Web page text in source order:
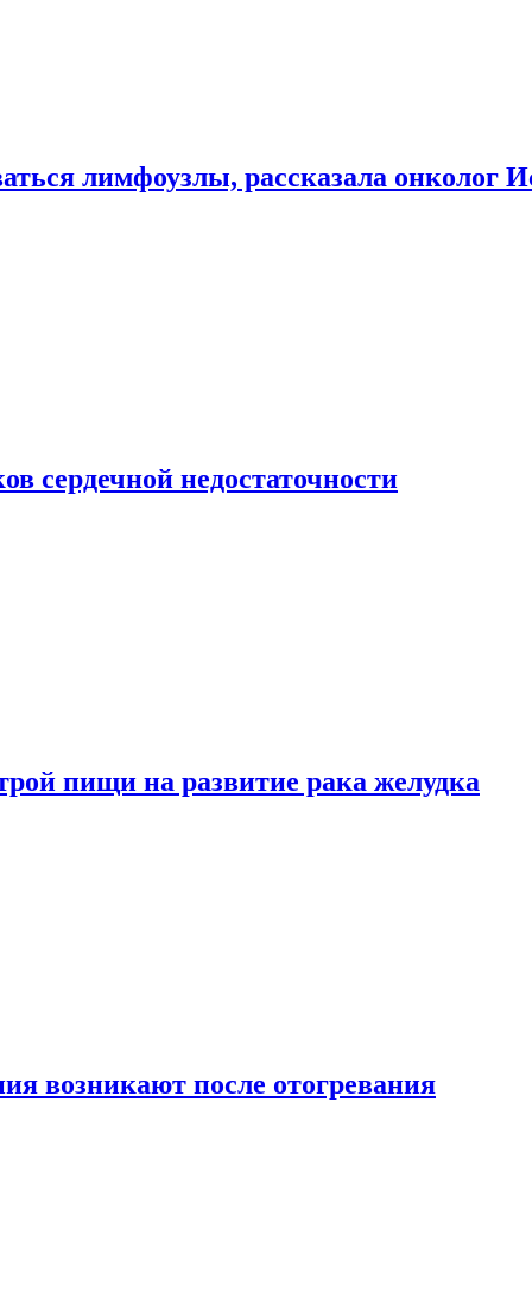
лимфоузлы, рассказала онколог
сердечной недостаточности
пищи на развитие рака желудка
возникают после отогревания